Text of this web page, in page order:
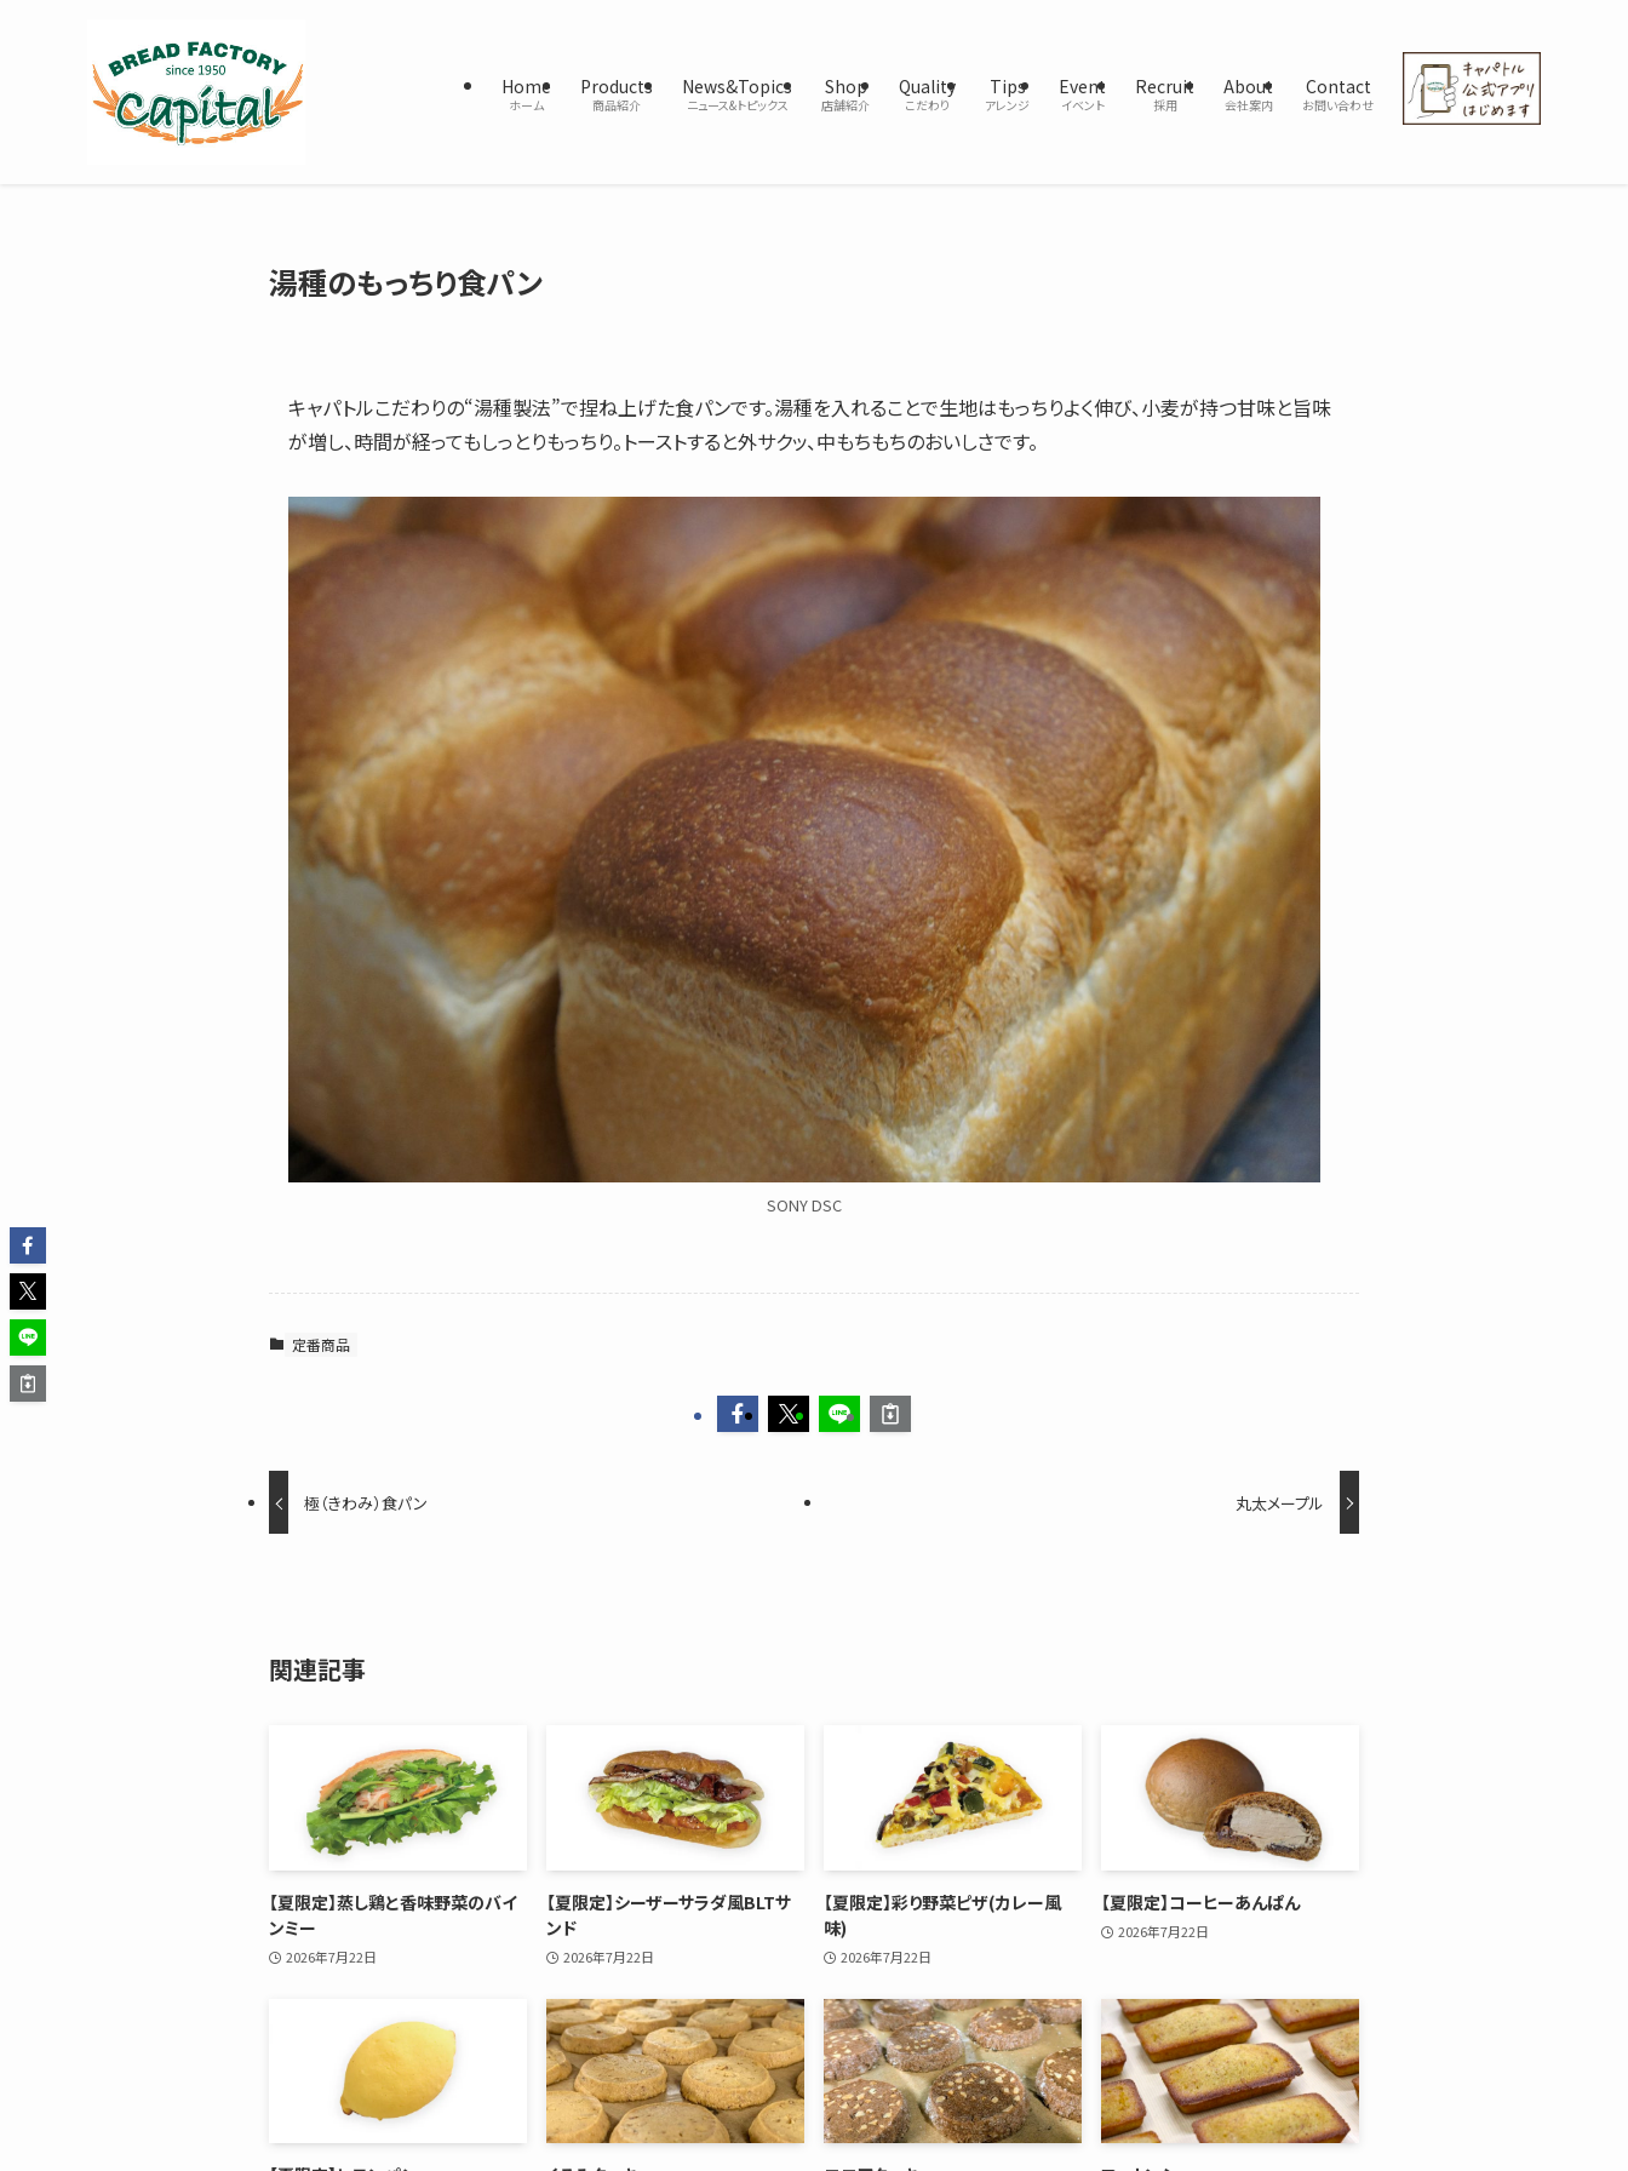
Home
ホーム
Products
商品紹介
News&Topics
ニュース&トピックス
Shop
店舗紹介
Quality
こだわり
Tips
アレンジ
Event
イベント
Recruit
採用
About
会社案内
Contact
お問い合わせ
湯種のもっちり食パン
キャパトルこだわりの“湯種製法”で捏ね上げた食パンです。湯種を入れることで生地はもっちりよく伸び、小麦が持つ甘味と旨味
が増し、時間が経ってもしっとりもっちり。トーストすると外サクッ、中もちもちのおいしさです。
SONY DSC
定番商品
極（きわみ）食パン 丸太メープル
関連記事
【夏限定】蒸し鶏と香味野菜のバイ
ンミー
2026年7月22日
【夏限定】シーザーサラダ風BLTサ
ンド
2026年7月22日
【夏限定】彩り野菜ピザ(カレー風
味)
2026年7月22日
【夏限定】コーヒーあんぱん
2026年7月22日